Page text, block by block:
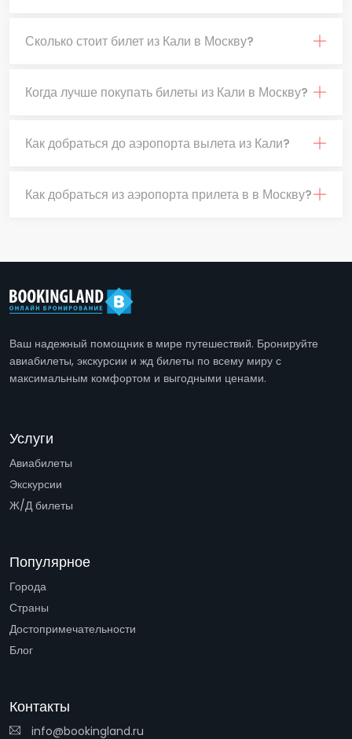
Сколько стоит билет из Кали в Москву?
Когда лучше покупать билеты из Кали в Москву?
Как добраться до аэропорта вылета из Кали?
Как добраться из аэропорта прилета в в Москву?
Ваш надежный помощник в мире путешествий. Бронируйте
авиабилеты, экскурсии и жд билеты по всему миру с
максимальным комфортом и выгодными ценами.
Услуги
Авиабилеты
Экскурсии
Ж/Д билеты
Популярное
Города
Страны
Достопримечательности
Блог
Контакты
info@bookingland.ru